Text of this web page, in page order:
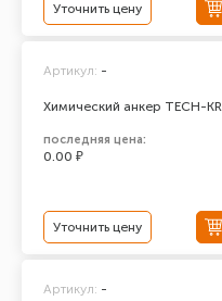
Уточнить цену
Химический анкер TECH-
Артикул: -
последняя цена:
0.00 ₽
Уточнить цену
Артикул: -